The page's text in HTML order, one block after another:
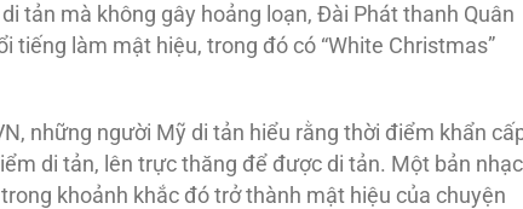
tản mà không gây hoảng loạn, Đài Phát thanh Quân
tiếng làm mật hiệu, trong đó có “White Christmas”
những người Mỹ di tản hiểu rằng thời điểm khẩn
di tản, lên trực thăng để được di tản. Một bản nhạc
khoảnh khắc đó trở thành mật hiệu của chuyện